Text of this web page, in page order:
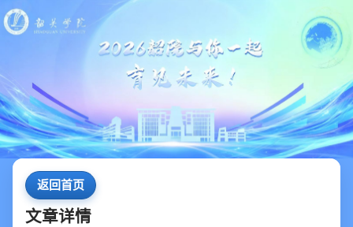
返回首页
文章详情